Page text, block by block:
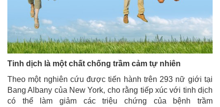
Tinh dịch là một chất chống trầm cảm tự nhiên
Theo một nghiên cứu được tiến hành trên 293 nữ giới tại
Bang Albany của New York, cho rằng tiếp xúc với tinh dịch
có thể làm giảm các triệu chứng của bệnh trầm